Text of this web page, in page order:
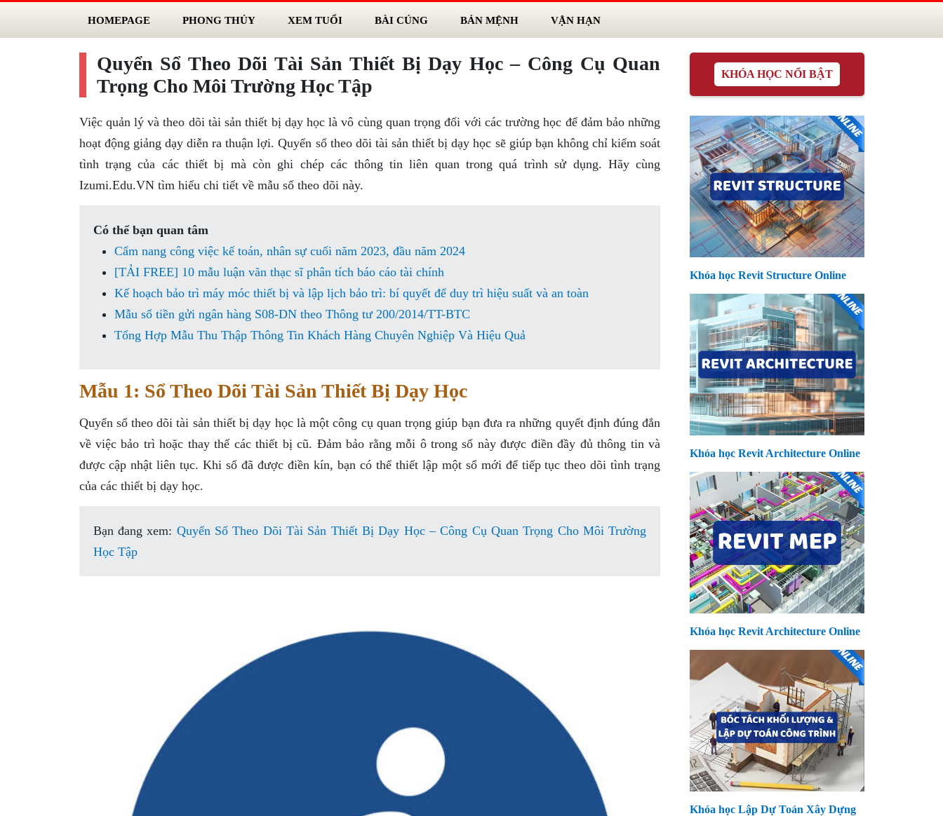
HOMEPAGE PHONG THỦY XEM TUỔI BÀI CÚNG BẢN MỆNH VẬN HẠN
Quyển Sổ Theo Dõi Tài Sản Thiết Bị Dạy Học – Công Cụ Quan
Trọng Cho Môi Trường Học Tập
Việc quản lý và theo dõi tài sản thiết bị dạy học là vô cùng quan trọng đối với các trường học để đảm bảo những
hoạt động giảng dạy diễn ra thuận lợi. Quyển sổ theo dõi tài sản thiết bị dạy học sẽ giúp bạn không chỉ kiểm soát
tình trạng của các thiết bị mà còn ghi chép các thông tin liên quan trong quá trình sử dụng. Hãy cùng
Izumi.Edu.VN tìm hiểu chi tiết về mẫu sổ theo dõi này.
Có thể bạn quan tâm
Cẩm nang công việc kế toán, nhân sự cuối năm 2023, đầu năm 2024
[TẢI FREE] 10 mẫu luận văn thạc sĩ phân tích báo cáo tài chính
Kế hoạch bảo trì máy móc thiết bị và lập lịch bảo trì: bí quyết để duy trì hiệu suất và an toàn
Mẫu sổ tiền gửi ngân hàng S08-DN theo Thông tư 200/2014/TT-BTC
Tổng Hợp Mẫu Thu Thập Thông Tin Khách Hàng Chuyên Nghiệp Và Hiệu Quả
Mẫu 1: Sổ Theo Dõi Tài Sản Thiết Bị Dạy Học
Quyển sổ theo dõi tài sản thiết bị dạy học là một công cụ quan trọng giúp bạn đưa ra những quyết định đúng đắn
về việc bảo trì hoặc thay thế các thiết bị cũ. Đảm bảo rằng mỗi ô trong sổ này được điền đầy đủ thông tin và
được cập nhật liên tục. Khi sổ đã được điền kín, bạn có thể thiết lập một sổ mới để tiếp tục theo dõi tình trạng
của các thiết bị dạy học.
Bạn đang xem: Quyển Sổ Theo Dõi Tài Sản Thiết Bị Dạy Học – Công Cụ Quan Trọng Cho Môi Trường
Học Tập
KHÓA HỌC NỔI BẬT
Khóa học Revit Structure Online
Khóa học Revit Architecture Online
Khóa học Revit Architecture Online
Khóa học Lập Dự Toán Xây Dựng